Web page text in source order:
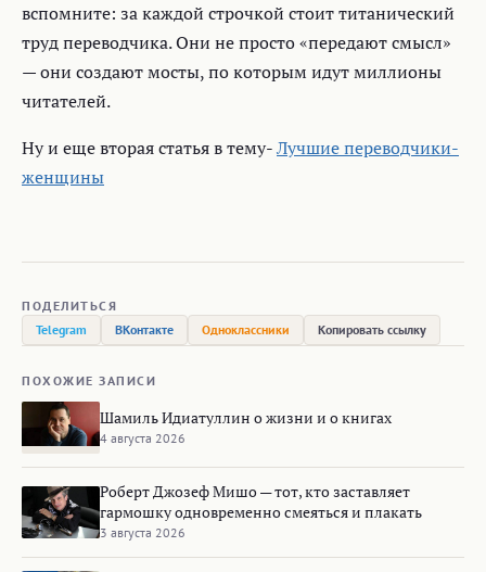
вспомните: за каждой строчкой стоит титанический
труд переводчика. Они не просто «передают смысл»
— они создают мосты, по которым идут миллионы
читателей.
Ну и еще вторая статья в тему-Лучшие переводчики-
женщины
ПОДЕЛИТЬСЯ
Telegram
ВКонтакте Одноклассники Копировать ссылку
ПОХОЖИЕ ЗАПИСИ
Шамиль Идиатуллин о жизни и о книгах
4 августа 2026
Роберт Джозеф Мишо — тот, кто заставляет
гармошку одновременно смеяться и плакать
3 августа 2026